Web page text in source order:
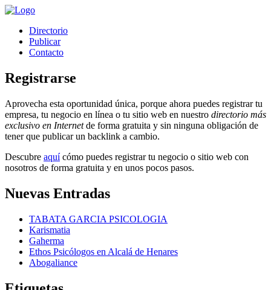
Directorio
Publicar
Contacto
Registrarse
Aprovecha esta oportunidad única, porque ahora puedes registrar tu
empresa, tu negocio en línea o tu sitio web en nuestro directorio más
exclusivo en Internetde forma gratuita y sin ninguna obligación de
tener que publicar un backlink a cambio.
Descubre aquícómo puedes registrar tu negocio o sitio web con
nosotros de forma gratuita y en unos pocos pasos.
Nuevas Entradas
TABATA GARCIA PSICOLOGIA
Karismatia
Gaherma
Ethos Psicólogos en Alcalá de Henares
Abogaliance